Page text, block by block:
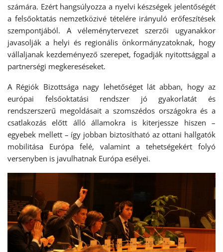
számára. Ezért hangsúlyozza a nyelvi készségek jelentőségét
a felsőoktatás nemzetközivé tételére irányuló erőfeszítések
szempontjából. A véleménytervezet szerzői ugyanakkor
javasolják a helyi és regionális önkormányzatoknak, hogy
vállaljanak kezdeményező szerepet, fogadják nyitottsággal a
partnerségi megkereséseket.
A Régiók Bizottsága nagy lehetőséget lát abban, hogy az
európai felsőoktatási rendszer jó gyakorlatát és
rendszerszerű megoldásait a szomszédos országokra és a
csatlakozás előtt álló államokra is kiterjessze hiszen –
egyebek mellett – így jobban biztosítható az ottani hallgatók
mobilitása Európa felé, valamint a tehetségekért folyó
versenyben is javulhatnak Európa esélyei.